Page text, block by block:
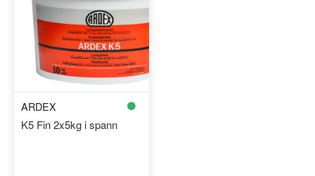
ARDEX
K5 Fin 2x5kg i spann